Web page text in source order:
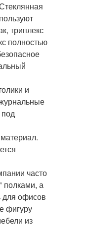
триплекс
полностью
и
часто
полками, а
для офисов
фигуру
из